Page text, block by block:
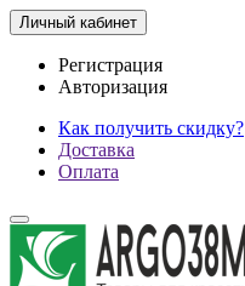
Личный кабинет
Регистрация
Авторизация
Как получить скидку?
Доставка
Оплата